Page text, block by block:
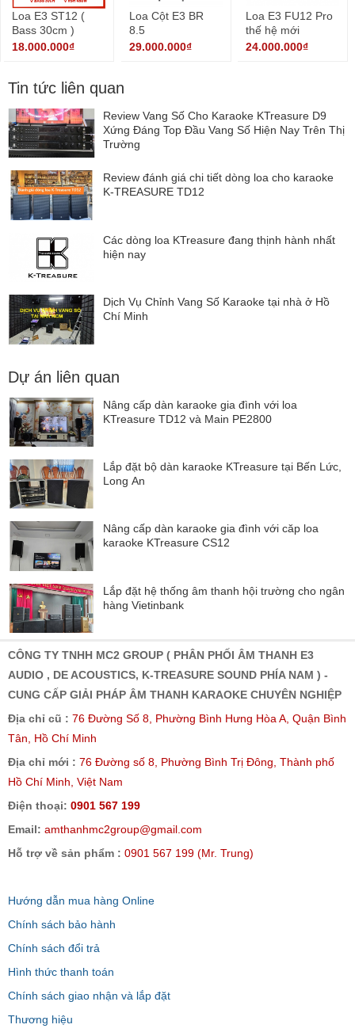
Loa E3 ST12 (
Bass 30cm )
18.000.000₫
Loa Cột E3 BR
8.5
29.000.000₫
Loa E3 FU12 Pro
thế hệ mới
24.000.000₫
Tin tức liên quan
Review Vang Số Cho Karaoke KTreasure D9
Xứng Đáng Top Đầu Vang Số Hiện Nay Trên Thị
Trường
Review đánh giá chi tiết dòng loa cho karaoke
K-TREASURE TD12
Các dòng loa KTreasure đang thịnh hành nhất
hiện nay
Dịch Vụ Chỉnh Vang Số Karaoke tại nhà ở Hồ
Chí Minh
Dự án liên quan
Nâng cấp dàn karaoke gia đình với loa
KTreasure TD12 và Main PE2800
Lắp đặt bộ dàn karaoke KTreasure tại Bến Lức,
Long An
Nâng cấp dàn karaoke gia đình với căp loa
karaoke KTreasure CS12
Lắp đặt hệ thống âm thanh hội trường cho ngân
hàng Vietinbank
CÔNG TY TNHH MC2 GROUP ( PHÂN PHỐI ÂM THANH E3
AUDIO , DE ACOUSTICS, K-TREASURE SOUND PHÍA NAM ) -
CUNG CẤP GIẢI PHÁP ÂM THANH KARAOKE CHUYÊN NGHIỆP
Địa chỉ cũ : 76 Đường Số 8, Phường Bình Hưng Hòa A, Quận Bình
Tân, Hồ Chí Minh
Địa chỉ mới : 76 Đường số 8, Phường Bình Trị Đông, Thành phố
Hồ Chí Minh, Việt Nam
Điện thoại: 0901 567 199
Email: amthanhmc2group@gmail.com
Hỗ trợ về sản phẩm : 0901 567 199 (Mr. Trung)
Hướng dẫn mua hàng Online
Chính sách bảo hành
Chính sách đổi trả
Hình thức thanh toán
Chính sách giao nhận và lắp đặt
Thương hiệu